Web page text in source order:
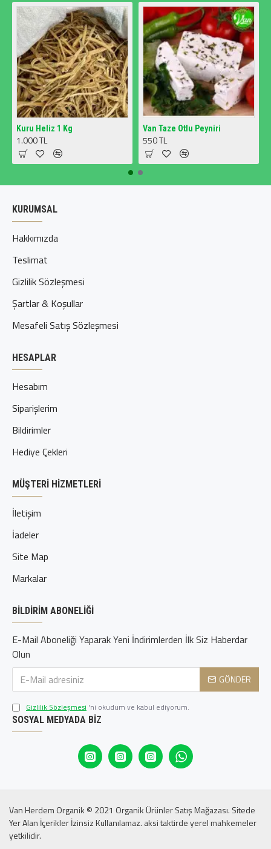
Kuru Heliz 1 Kg
1.000 TL
Van Taze Otlu Peyniri
550 TL
KURUMSAL
Hakkımızda
Teslimat
Gizlilik Sözleşmesi
Şartlar & Koşullar
Mesafeli Satış Sözleşmesi
HESAPLAR
Hesabım
Siparişlerim
Bildirimler
Hediye Çekleri
MÜŞTERI HIZMETLERI
İletişim
İadeler
Site Map
Markalar
BILDIRIM ABONELIĞI
E-Mail Aboneliği Yaparak Yeni İndirimlerden İlk Siz Haberdar
Olun
GÖNDER
Gizlilik Sözleşmesi 'ni okudum ve kabul ediyorum.
SOSYAL MEDYADA BIZ
Van Herdem Organik © 2021 Organik Ürünler Satış Mağazası. Sitede
Yer Alan İçerikler İzinsiz Kullanılamaz. aksi taktirde yerel mahkemeler
yetkilidir.